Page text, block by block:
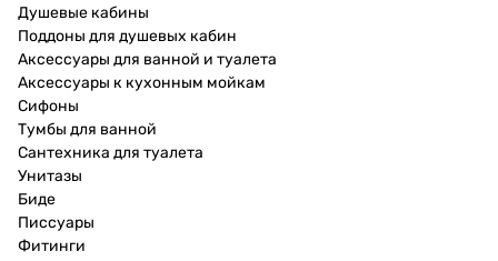
Душевые кабины
Поддоны для душевых кабин
Аксессуары для ванной и туалета
Аксессуары к кухонным мойкам
Сифоны
Тумбы для ванной
Сантехника для туалета
Унитазы
Биде
Писсуары
Фитинги